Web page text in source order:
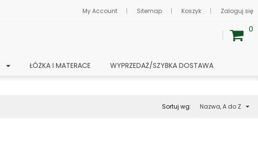
My Account Sitemap Koszyk Zaloguj się
0
ŁÓŻKA I MATERACE WYPRZEDAŻ/SZYBKA DOSTAWA
Sortuj wg: Nazwa, A do Z